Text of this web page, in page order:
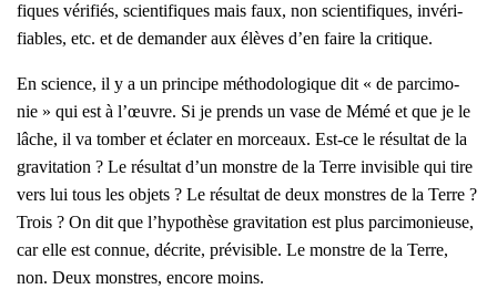
fiques véri­fiés, scien­ti­fiques mais faux, non scien­ti­fiques, invé­ri­
fiables, etc. et de deman­der aux élèves d’en faire la cri­tique.
En science, il y a un prin­cipe métho­do­lo­gique dit « de par­ci­mo­
nie » qui est à l’œuvre. Si je prends un vase de Mémé et que je le
lâche, il va tom­ber et écla­ter en mor­ceaux. Est-ce le résul­tat de la
gra­vi­ta­tion ? Le résul­tat d’un monstre de la Terre invi­sible qui tire
vers lui tous les objets ? Le résul­tat de deux monstres de la Terre ?
Trois ? On dit que l’hy­po­thèse gra­vi­ta­tion est plus par­ci­mo­nieuse,
car elle est connue, décrite, pré­vi­sible. Le monstre de la Terre,
non. Deux monstres, encore moins.